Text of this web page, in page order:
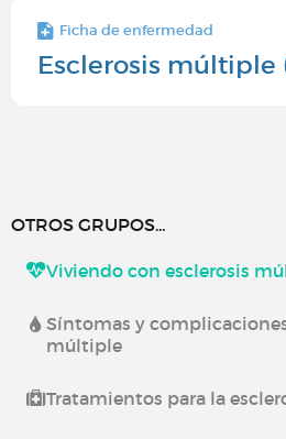
Ficha de enfermedad
Esclerosis múltiple
OTROS GRUPOS...
Viviendo con esclerosis
Síntomas y
múltiple
Tratamientos para la